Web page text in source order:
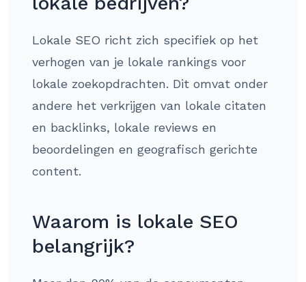
Lokale SEO richt zich specifiek op het
verhogen van je lokale rankings voor
lokale zoekopdrachten. Dit omvat onder
andere het verkrijgen van lokale citaten
en backlinks, lokale reviews en
beoordelingen en geografisch gerichte
content.
Waarom is lokale SEO
belangrijk?